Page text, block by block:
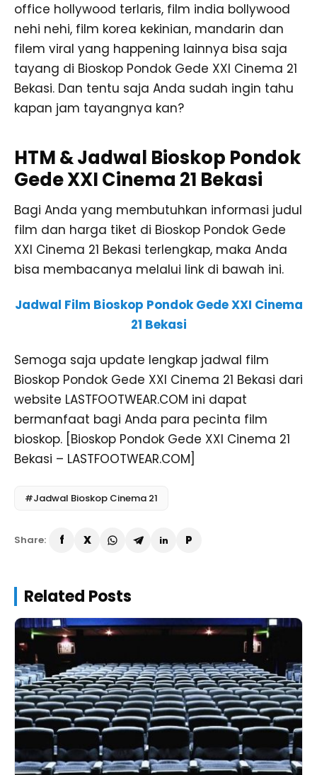
office hollywood terlaris, film india bollywood
nehi nehi, film korea kekinian, mandarin dan
filem viral yang happening lainnya bisa saja
tayang di Bioskop Pondok Gede XXI Cinema 21
Bekasi. Dan tentu saja Anda sudah ingin tahu
kapan jam tayangnya kan?
HTM & Jadwal Bioskop Pondok
Gede XXI Cinema 21 Bekasi
Bagi Anda yang membutuhkan informasi judul
film dan harga tiket di Bioskop Pondok Gede
XXI Cinema 21 Bekasi terlengkap, maka Anda
bisa membacanya melalui link di bawah ini.
Jadwal Film Bioskop Pondok Gede XXI Cinema
21 Bekasi
Semoga saja update lengkap jadwal film
Bioskop Pondok Gede XXI Cinema 21 Bekasi dari
website LASTFOOTWEAR.COM ini dapat
bermanfaat bagi Anda para pecinta film
bioskop. [Bioskop Pondok Gede XXI Cinema 21
Bekasi – LASTFOOTWEAR.COM]
#Jadwal Bioskop Cinema 21
Share:
Related Posts